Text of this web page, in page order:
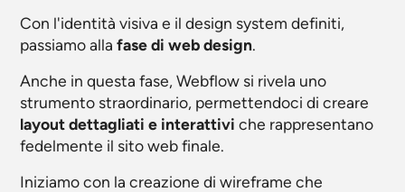
Con l'identità visiva e il design system definiti,
passiamo allafase di web design.
Anche in questa fase, Webflow si rivela uno
strumento straordinario, permettendoci di creare
layout dettagliati e interattivi che rappresentano
fedelmente il sito web finale.
Iniziamo con la creazione di wireframe che